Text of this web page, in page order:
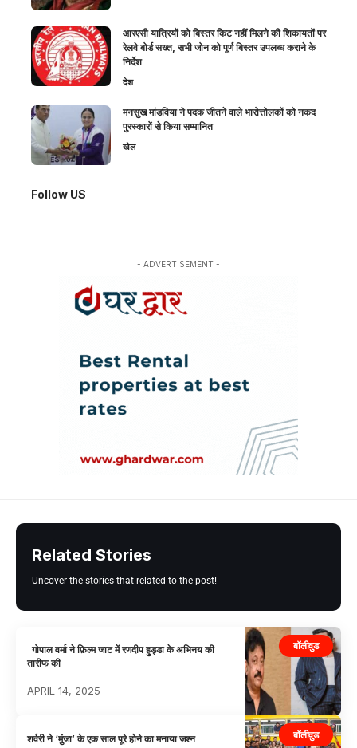
आरएसी यात्रियों को बिस्तर किट नहीं मिलने की शिकायतों पर
रेलवे बोर्ड सख्त, सभी जोन को पूर्ण बिस्तर उपलब्ध कराने के
निर्देश
देश
मनसुख मांडविया ने पदक जीतने वाले भारोत्तोलकों को नकद
पुरस्कारों से किया सम्मानित
खेल
Follow US
- ADVERTISEMENT -
Related Stories
Uncover the stories that related to the post!
बॉलीवुड
गोपाल वर्मा ने फ़िल्म जाट में रणदीप हुड्डा के अभिनय की
तारीफ की
APRIL 14, 2025
बॉलीवुड
शर्वरी ने ‘मुंजा’ के एक साल पूरे होने का मनाया जश्न